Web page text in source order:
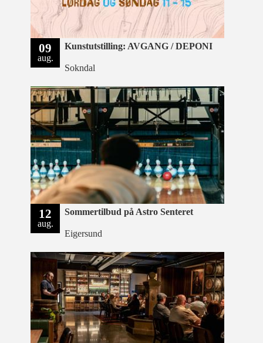
09
aug.
Kunstutstilling: AVGANG / DEPONI
Sokndal
12
aug.
Sommertilbud på Astro Senteret
Eigersund